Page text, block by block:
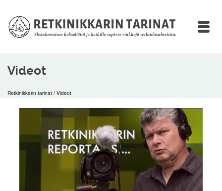
Videot
Retkinikkarin tarinat / Videot